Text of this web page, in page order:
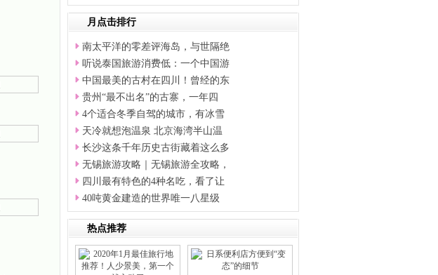
让你旅
流中心
月点击排行
南太平洋的零差评海岛，与世隔绝
听说泰国旅游消费低：一个中国游
中国最美的古村在四川！曾经的东
贵州“最不出名”的古寨，一年四
4个适合冬季自驾的城市，有冰雪
天冷就想泡温泉 北京海湾半山温
长沙这条千年历史古街藏着这么多
无锡旅游攻略｜无锡旅游全攻略，
四川最有特色的4种名吃，看了让
40吨黄金建造的世界唯一八星级
热点推荐